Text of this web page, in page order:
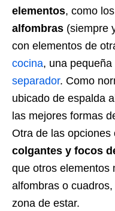
elementos, como los
alfombras (siempre
con elementos de
cocina, una pequeña
separador. Como
ubicado de espalda
las mejores formas
Otra de las opciones
colgantes y focos
que otros elementos
alfombras o
zona de estar.